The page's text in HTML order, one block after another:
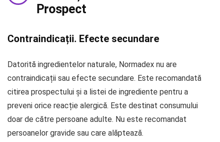
Prospect
Contraindicații. Efecte secundare
Datorită ingredientelor naturale, Normadex nu are
contraindicații sau efecte secundare. Este recomandată
citirea prospectului și a listei de ingrediente pentru a
preveni orice reacție alergică. Este destinat consumului
doar de către persoane adulte. Nu este recomandat
persoanelor gravide sau care alăptează.